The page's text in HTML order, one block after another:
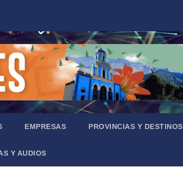
EMPRESAS PROVINCIAS Y DESTINOS
Y AUDIOS